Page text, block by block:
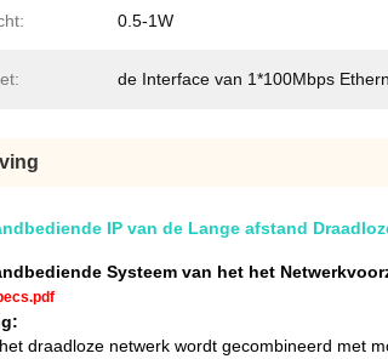
0.5-1W
de Interface van 1*100Mbps
IP van de Lange afstand
Systeem van het het
draadloze netwerk wordt gecombineerd met